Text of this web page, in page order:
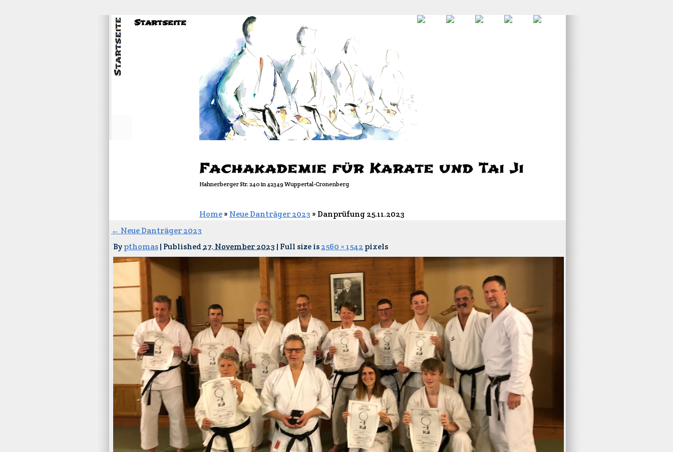
Startseite
Fachakademie für Karate und Tai Ji
Hahnerberger Str. 240 in 42349 Wuppertal-Cronenberg
Home» Neue Danträger 2023 » Danprüfung 25.11.2023
← Neue Danträger 2023
Bypthomas| Published27. November 2023 | Full size is2560 × 1542 pixels